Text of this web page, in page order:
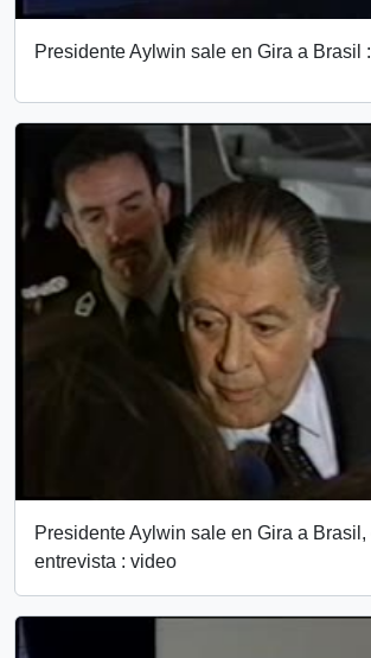
Presidente Aylwin sale en Gira a Brasil
Presidente Aylwin sale en Gira a Brasil,
entrevista : video